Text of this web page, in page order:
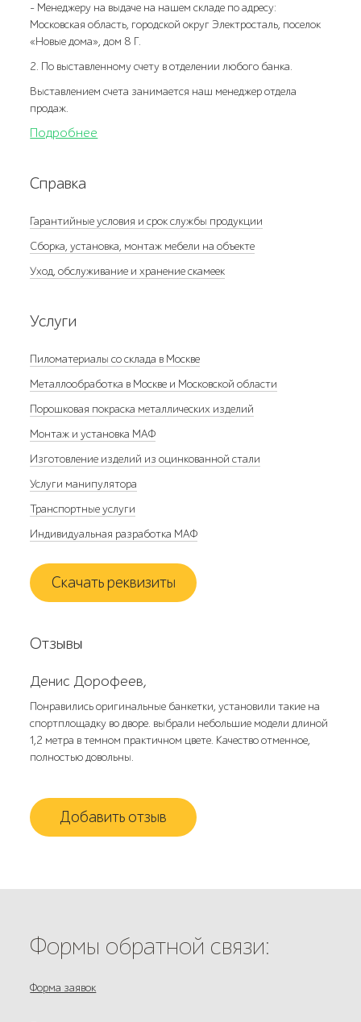
- Менеджеру на выдаче на нашем складе по адресу:
Московская область, городской округ Электросталь, поселок
«Новые дома», дом 8 Г.
2. По выставленному счету в отделении любого банка.
Выставлением счета занимается наш менеджер отдела
продаж.
Подробнее
Справка
Гарантийные условия и срок службы продукции
Сборка, установка, монтаж мебели на объекте
Уход, обслуживание и хранение скамеек
Услуги
Пиломатериалы со склада в Москве
Металлообработка в Москве и Московской области
Порошковая покраска металлических изделий
Монтаж и установка МАФ
Изготовление изделий из оцинкованной стали
Услуги манипулятора
Транспортные услуги
Индивидуальная разработка МАФ
Скачать реквизиты
Отзывы
Денис Дорофеев,
Понравились оригинальные банкетки, установили такие на
спортплощадку во дворе. выбрали небольшие модели длиной
1,2 метра в темном практичном цвете. Качество отменное,
полностью довольны.
Добавить отзыв
Формы обратной связи:
Форма заявок